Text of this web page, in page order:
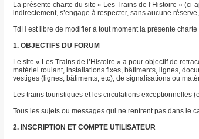
La présente charte du site « Les Trains de l’Histoire »
indirectement, s’engage à respecter, sans aucune
TdH est libre de modifier à tout moment la présente
1. OBJECTIFS DU FORUM
Le site « Les Trains de l’Histoire » a pour objectif de
matériel roulant, installations fixes, bâtiments, lignes,
vestiges (lignes, bâtiments, etc), de signalisations ou
Les trains touristiques et les circulations exceptionnelles
Tous les sujets ou messages qui ne rentrent pas dans le
2. INSCRIPTION ET COMPTE UTILISATEUR